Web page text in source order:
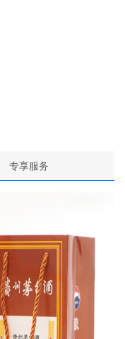
专享服务